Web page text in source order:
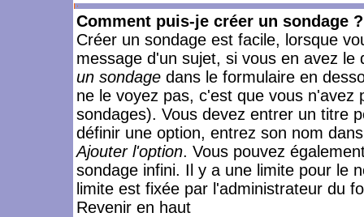
Comment puis-je créer un sondage ?
Créer un sondage est facile, lorsque
message d'un sujet, si vous en avez
un sondage dans le formulaire en
ne le voyez pas, c'est que vous
sondages). Vous devez entrer un titre
définir une option, entrez son nom
Ajouter l'option. Vous pouvez
sondage infini. Il y a une limite pour le
limite est fixée par l'administrateur du
Revenir en haut